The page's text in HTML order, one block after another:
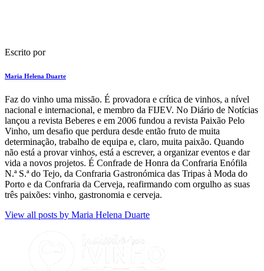
Escrito por
Maria Helena Duarte
F​az do vinho uma missão. É provadora e crítica de vinhos​, a nível
nacional e internacional, e membro da FIJEV. ​No Diário de Notícias​
lançou a revista Beberes​ e em 2006 fundou a revista Paixão Pelo
Vinho, um desafio que perdura​ desde então fruto de muita
determinação, trabalho de equipa e, claro, muita paixão. Quando
não está a provar vinhos, está a escrever, a organizar eventos e dar
vida a novos projetos​. É Confrade de Honra da Confraria Enófila
N.ª S.ª do Tejo, da Confraria Gastronómica das Tripas à Moda do
Porto e da Confraria da Cerveja, reafirmando com orgulho as suas
três paixões: vinho, gastronomia e cerveja.
View all posts by Maria Helena Duarte